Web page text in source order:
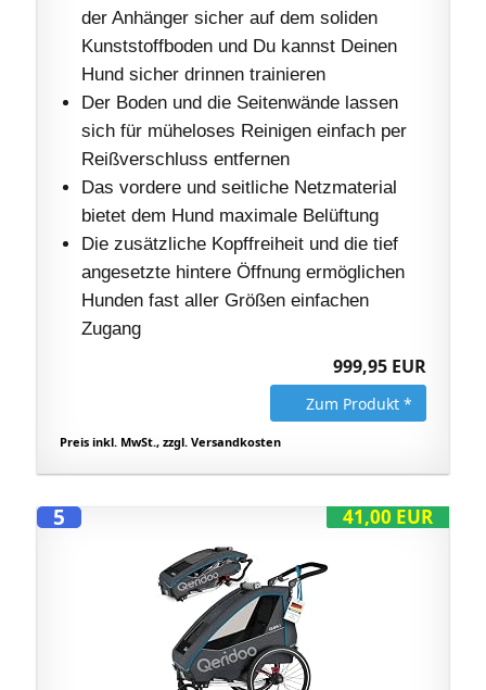
der Anhänger sicher auf dem soliden
Kunststoffboden und Du kannst Deinen
Hund sicher drinnen trainieren
Der Boden und die Seitenwände lassen
sich für müheloses Reinigen einfach per
Reißverschluss entfernen
Das vordere und seitliche Netzmaterial
bietet dem Hund maximale Belüftung
Die zusätzliche Kopffreiheit und die tief
angesetzte hintere Öffnung ermöglichen
Hunden fast aller Größen einfachen
Zugang
999,95 EUR
Zum Produkt *
Preis inkl. MwSt., zzgl. Versandkosten
41,00 EUR
5